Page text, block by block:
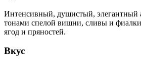
Интенсивный, душистый, элегантный
тонами спелой вишни, сливы и
ягод и пряностей.
Вкус